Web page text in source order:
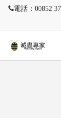
電話：00852